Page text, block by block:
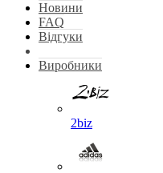
Новини
FAQ
Відгуки
Виробники
2biz